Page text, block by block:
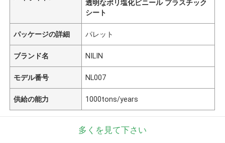
透明なポリ塩化ビニール プラスチック
シート
パッケージの詳細 パレット
ブランド名 NILIN
モデル番号 NL007
供給の能力 1000tons/years
多くを見て下さい